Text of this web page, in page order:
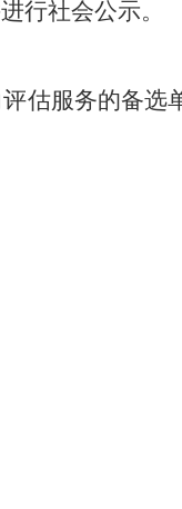
行社会公示。
估服务的备